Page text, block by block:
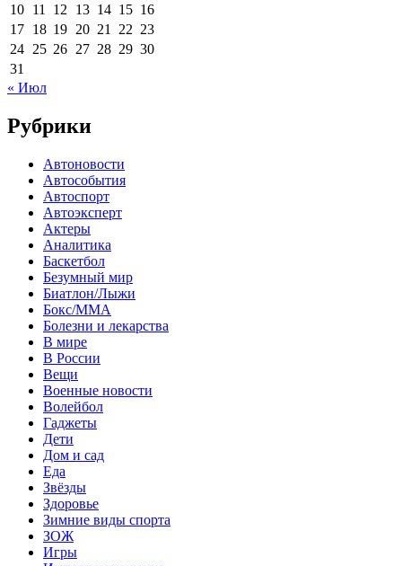
10 11 12 13 14 15 16
17 18 19 20 21 22 23
24 25 26 27 28 29 30
31
« Июл
Рубрики
Автоновости
Автособытия
Автоспорт
Автоэксперт
Актеры
Аналитика
Баскетбол
Безумный мир
Биатлон/Лыжи
Бокс/MMA
Болезни и лекарства
В мире
В России
Вещи
Военные новости
Волейбол
Гаджеты
Дети
Дом и сад
Еда
Звёзды
Здоровье
Зимние виды спорта
ЗОЖ
Игры